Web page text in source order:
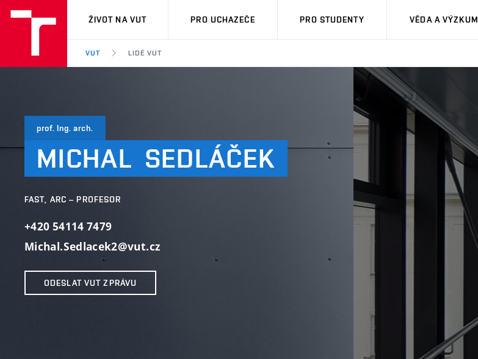
VUT
ŽIVOT NA VUT PRO UCHAZEČE PRO STUDENTY VĚDA A VÝZKUM
VUT LIDÉ VUT
prof. Ing. arch.
MICHAL SEDLÁČEK
FAST, ARC – PROFESOR
+420 54114 7479
Michal.Sedlacek2@vut.cz
ODESLAT VUT ZPRÁVU